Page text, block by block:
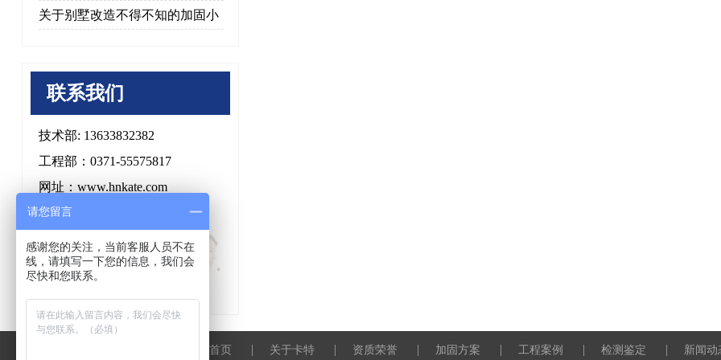
关于别墅改造不得不知的加固小
联系我们
技术部: 13633832382
工程部：0371-55575817
网址：www.hnkate.com
地址：郑州市二七区绿水路
网站首页 | 关于卡特 | 资质荣誉 | 加固方案 | 工程案例 | 检测鉴定 | 新闻动
请您留言
感谢您的关注，当前客服人员不在
线，请填写一下您的信息，我们会
尽快和您联系。